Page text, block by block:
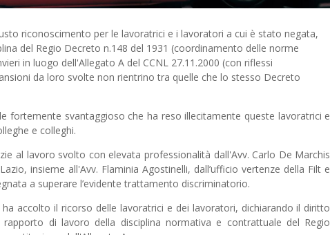
riconoscimento per le lavoratrici e i lavoratori a cui è stato negata,
del Regio Decreto n.148 del 1931 (coordinamento delle norme
in luogo dell'Allegato A del CCNL 27.11.2000 (con riflessi
da loro svolte non rientrino tra quelle che lo stesso Decreto
fortemente svantaggioso che ha reso illecitamente queste lavoratrici e
e colleghi.
al lavoro svolto con elevata professionalità dall'Avv. Carlo De Marchis
insieme all'Avv. Flaminia Agostinelli, dall’ufficio vertenze della Filt e
a superare l’evidente trattamento discriminatorio.
accolto il ricorso delle lavoratrici e dei lavoratori, dichiarando il diritto
di lavoro della disciplina normativa e contrattuale del Regio